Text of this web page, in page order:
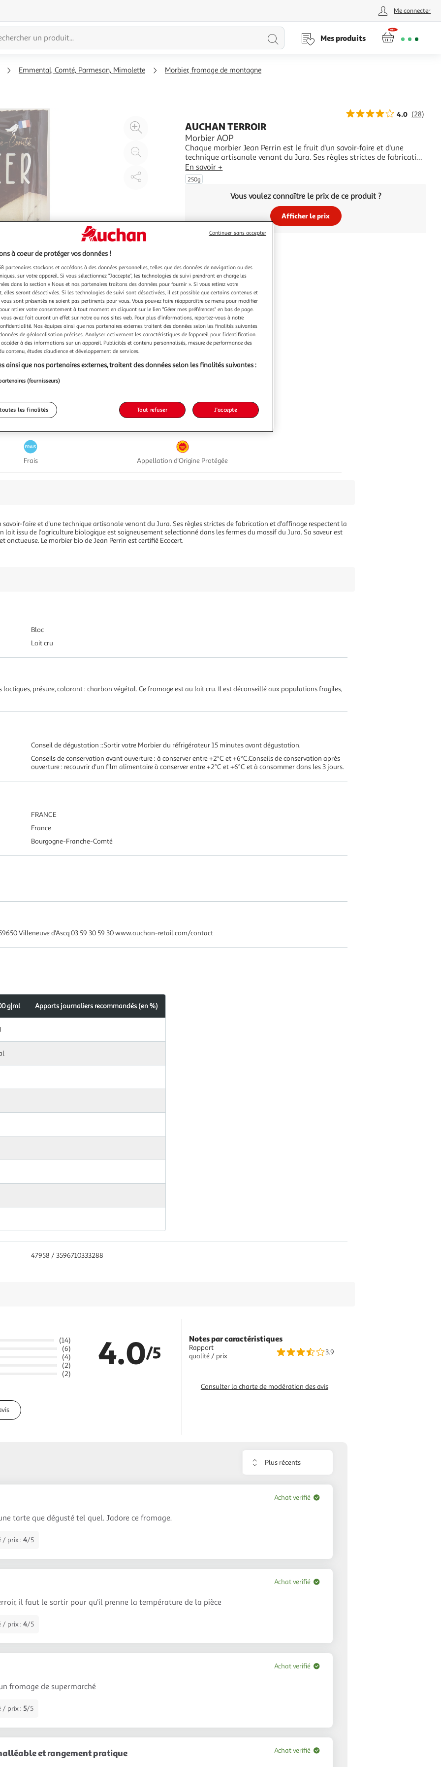
Me connecter
Lancer
Mes produits
Emmental, Comté, Parmesan, Mimolette Morbier, fromage de montagne
Agrandir
l'illustration
l'illustration
Partager
4.0 (28)
AUCHAN TERROIR
Morbier AOP
Chaque morbier Jean Perrin est le fruit d'un savoir-faire et d'une
technique artisanale venant du Jura. Ses règles strictes de fabrication
et d'affinage respectent la pure tradition du terroir Franc-Comtois.
Son lait issu de l'agriculture biologique est soigneusement
selectionné dans les fermes du m
En savoir +
250g
Vous voulez connaître le prix de ce produit ?
Afficher le prix
Frais Appellation d'Origine Protégée
faire et d'une technique artisanale venant du Jura. Ses règles strictes de fabrication et d'affinage respectent la
issu de l'agriculture biologique est soigneusement selectionné dans les fermes du massif du Jura. Sa saveur est
onctueuse. Le morbier bio de Jean Perrin est certifié Ecocert.
Bloc
Lait cru
lactiques, présure, colorant : charbon végétal. Ce fromage est au lait cru. Il est déconseillé aux populations fragiles,
Conseil de dégustation ::Sortir votre Morbier du réfrigérateur 15 minutes avant dégustation.
Conseils de conservation avant ouverture : à conserver entre +2°C et +6°C.Conseils de conservation après
ouverture : recouvrir d'un film alimentaire à conserver entre +2°C et +6°C et à consommer dans les 3 jours.
FRANCE
France
Bourgogne-Franche-Comté
Villeneuve d'Ascq 03 59 30 59 30 www.auchan-retail.com/contact
g|ml Apports journaliers recommandés (en %)
47958 / 3596710333288
(14)
(6)
(4)
(2)
(2)
4.0/5
Notes par caractéristiques
Rapport
qualité / prix
3.9
Consulter la charte de modération des avis
Trier
avis
tarte que dégusté tel quel. J’adore ce fromage.
/ prix : 4/5
Achat verifié
il faut le sortir pour qu'il prenne la température de la pièce
/ prix : 4/5
Achat verifié
fromage de supermarché
/ prix : 5/5
Achat verifié
et rangement pratique Achat verifié
à coeur de protéger vos données !
partenaires stockons et accédons à des données personnelles, telles que des données de navigation ou des
sur votre appareil. Si vous sélectionnez "J'accepte", les technologies de suivi prendront en charge les
dans la section « Nous et nos partenaires traitons des données pour fournir ». Si vous retirez votre
elles seront désactivées. Si les technologies de suivi sont désactivées, il est possible que certains contenus et
sont présentés ne soient pas pertinents pour vous. Vous pouvez faire réapparaître ce menu pour modifier
retirer votre consentement à tout moment en cliquant sur le lien "Gérer mes préférences" en bas de page.
vous avez fait auront un effet sur notre ou nos sites web. Pour plus d’informations, reportez-vous à notre
Nos équipes ainsi que nos partenaires externes traitent des données selon les finalités suivantes
de géolocalisation précises. Analyser activement les caractéristiques de l’appareil pour l’identification.
à des informations sur un appareil. Publicités et contenu personnalisés, mesure de performance des
contenu, études d’audience et développement de services.
ainsi que nos partenaires externes, traitent des données selon les finalités suivantes :
(fournisseurs)
les finalités Tout refuser J'accepte
Continuer sans accepter